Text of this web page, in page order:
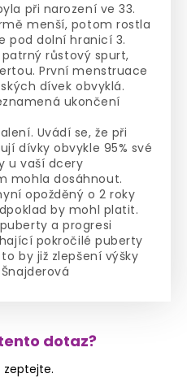
při narození ve 33.
menší, potom rostla
pod dolní hranicí 3.
patrný růstový spurt,
První menstruace
dívek obvyklá.
ukončení
Uvádí se, že při
dívky obvykle 95% své
u vaší dcery
mohla dosáhnout.
opožděný o 2 roky
by mohl platit.
a progresi
pokročilé puberty
by již zlepšení výšky
dotaz?
zeptejte.